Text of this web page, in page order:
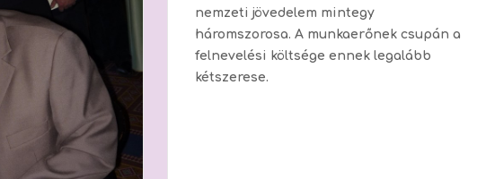
nemzeti jövedelem mintegy
háromszorosa. A munkaerőnek csupán a
felnevelési költsége ennek legalább
kétszerese.